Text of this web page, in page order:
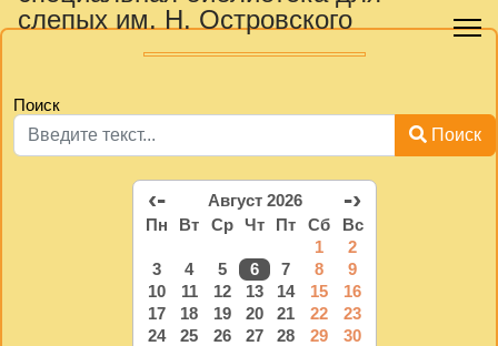
Поиск
Поиск
‹- Август 2026 -›
Пн Вт Ср Чт Пт Сб
Вс
1
2
3
4 5 6 7 8
9
10
11 12 13 14 15
16
17
18 19 20 21 22
23
24
25 26 27 28 29
30